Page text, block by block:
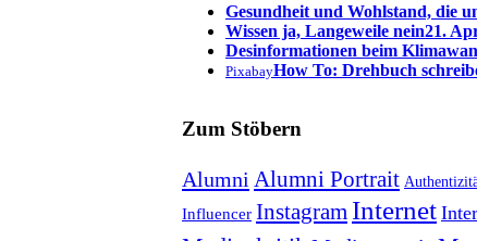
Gesundheit und Wohlstand, die
Wissen ja, Langeweile nein21.
Desinformationen beim
PixabayHow To: Drehbuch
Zum Stöbern
Alumni Alumni Portrait
Influencer Instagram Internet